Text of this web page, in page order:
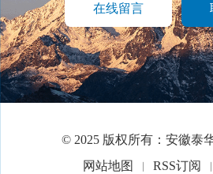
在线留言
© 2025 版权所有：安徽泰
网站地图
RSS订阅